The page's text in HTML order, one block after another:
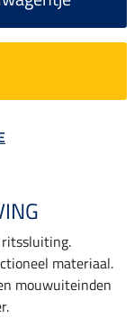
materiaal.
mouwuiteinden